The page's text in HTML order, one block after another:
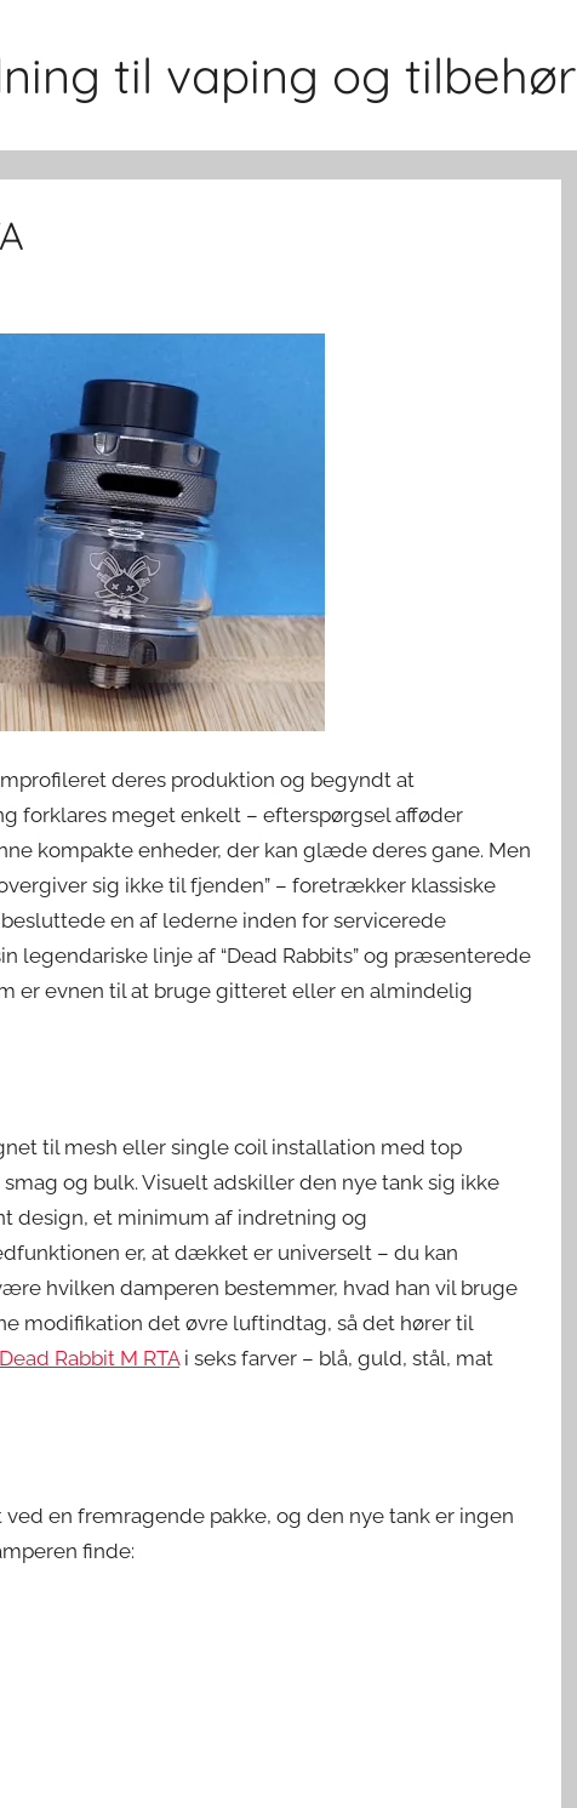
til vaping og tilbehør
deres produktion og begyndt at
forklares meget enkelt – efterspørgsel afføder
kompakte enheder, der kan glæde deres gane. Men
sig ikke til fjenden” – foretrækker klassiske
en af lederne inden for servicerede
linje af “Dead Rabbits” og præsenterede
er evnen til at bruge gitteret eller en almindelig
til mesh eller single coil installation med top
og bulk. Visuelt adskiller den nye tank sig ikke
design, et minimum af indretning og
er, at dækket er universelt – du kan
hvilken damperen bestemmer, hvad han vil bruge
modifikation det øvre luftindtag, så det hører til
Rabbit M RTAi seks farver – blå, guld, stål, mat
en fremragende pakke, og den nye tank er ingen
finde: